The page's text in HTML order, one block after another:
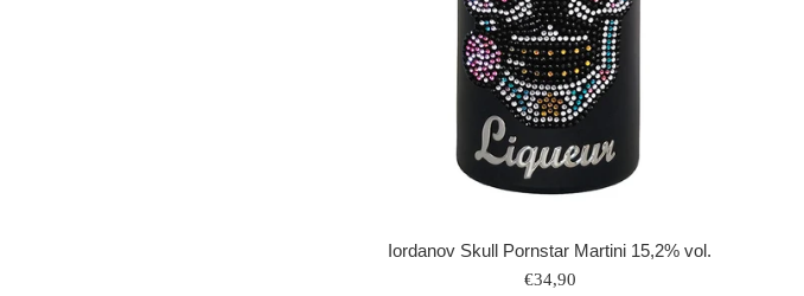
Iordanov Skull Pornstar Martini 15,2% vol.
Normaler
€34,90